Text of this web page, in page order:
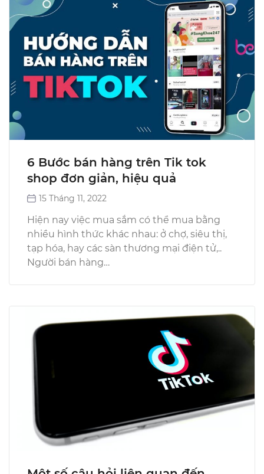
6 Bước bán hàng trên Tik tok
shop đơn giản, hiệu quả
15 Tháng 11, 2022
Hiện nay việc mua sắm có thể mua bằng
nhiều hình thức khác nhau: ở chợ, siêu thị,
tạp hóa, hay các sàn thương mại điện tử,..
Người bán hàng…